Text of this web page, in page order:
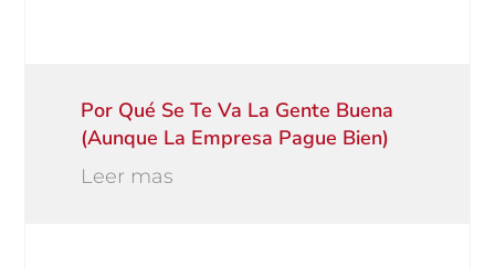
Por Qué Se Te Va La Gente Buena
(aunque La Empresa Pague Bien)
Leer mas